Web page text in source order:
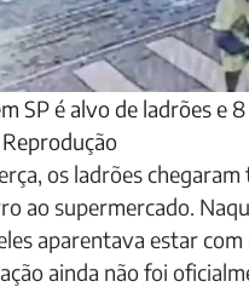
SP é alvo de ladrões e
os ladrões chegaram
ao supermercado.
aparentava estar com
ainda não foi